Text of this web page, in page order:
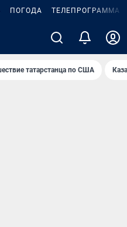
ПОГОДА ТЕЛЕПРОГРАММА
татарстанца по США